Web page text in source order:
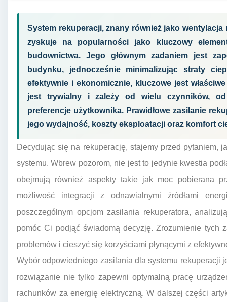
System rekuperacji, znany również jako wentylacja
zyskuje na popularności jako kluczowy
budownictwa. Jego głównym zadaniem jest
budynku, jednocześnie minimalizując straty
efektywnie i ekonomicznie, kluczowe jest
jest trywialny i zależy od wielu czynników,
preferencje użytkownika. Prawidłowe zasilanie
jego wydajność, koszty eksploatacji oraz komfort
Decydując się na rekuperację, stajemy przed pytaniem,
systemu. Wbrew pozorom, nie jest to jedynie kwestia
obejmują również aspekty takie jak moc pobierana
możliwość integracji z odnawialnymi źródłami
poszczególnym opcjom zasilania rekuperatora,
pomóc Ci podjąć świadomą decyzję. Zrozumienie tych
problemów i cieszyć się korzyściami płynącymi z
Wybór odpowiedniego zasilania dla systemu rekuperacji
rozwiązanie nie tylko zapewni optymalną pracę
rachunków za energię elektryczną. W dalszej części